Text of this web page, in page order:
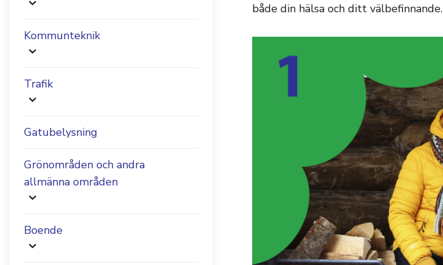
Kommunteknik
Trafik
Gatubelysning
Grönområden och andra
allmänna områden
Boende
både din hälsa och ditt välbefinnande.